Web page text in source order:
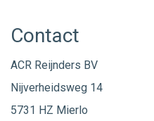
Contact
ACR Reijnders BV
Nijverheidsweg 14
5731 HZ Mierlo